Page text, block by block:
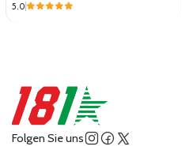
5.0
Folgen Sie uns